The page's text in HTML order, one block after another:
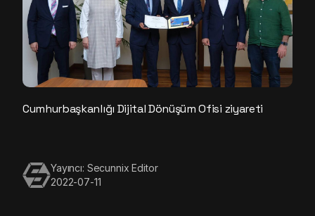
Cumhurbaşkanlığı Dijital Dönüşüm Ofisi ziyareti
Yayıncı: Secunnix Editor
2022-07-11